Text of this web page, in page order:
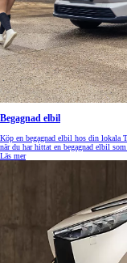
Begagnad elbil
Köp en begagnad elbil hos din lokala
när du har hittat en begagnad elbil
Läs mer